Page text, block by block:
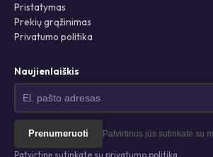
Pristatymas
Prekių grąžinimas
Privatumo politika
Naujienlaiškis
Prenumeruoti Patvirtinus jūs sutinkate su
Patvirtinę sutinkate su privatumo politika.